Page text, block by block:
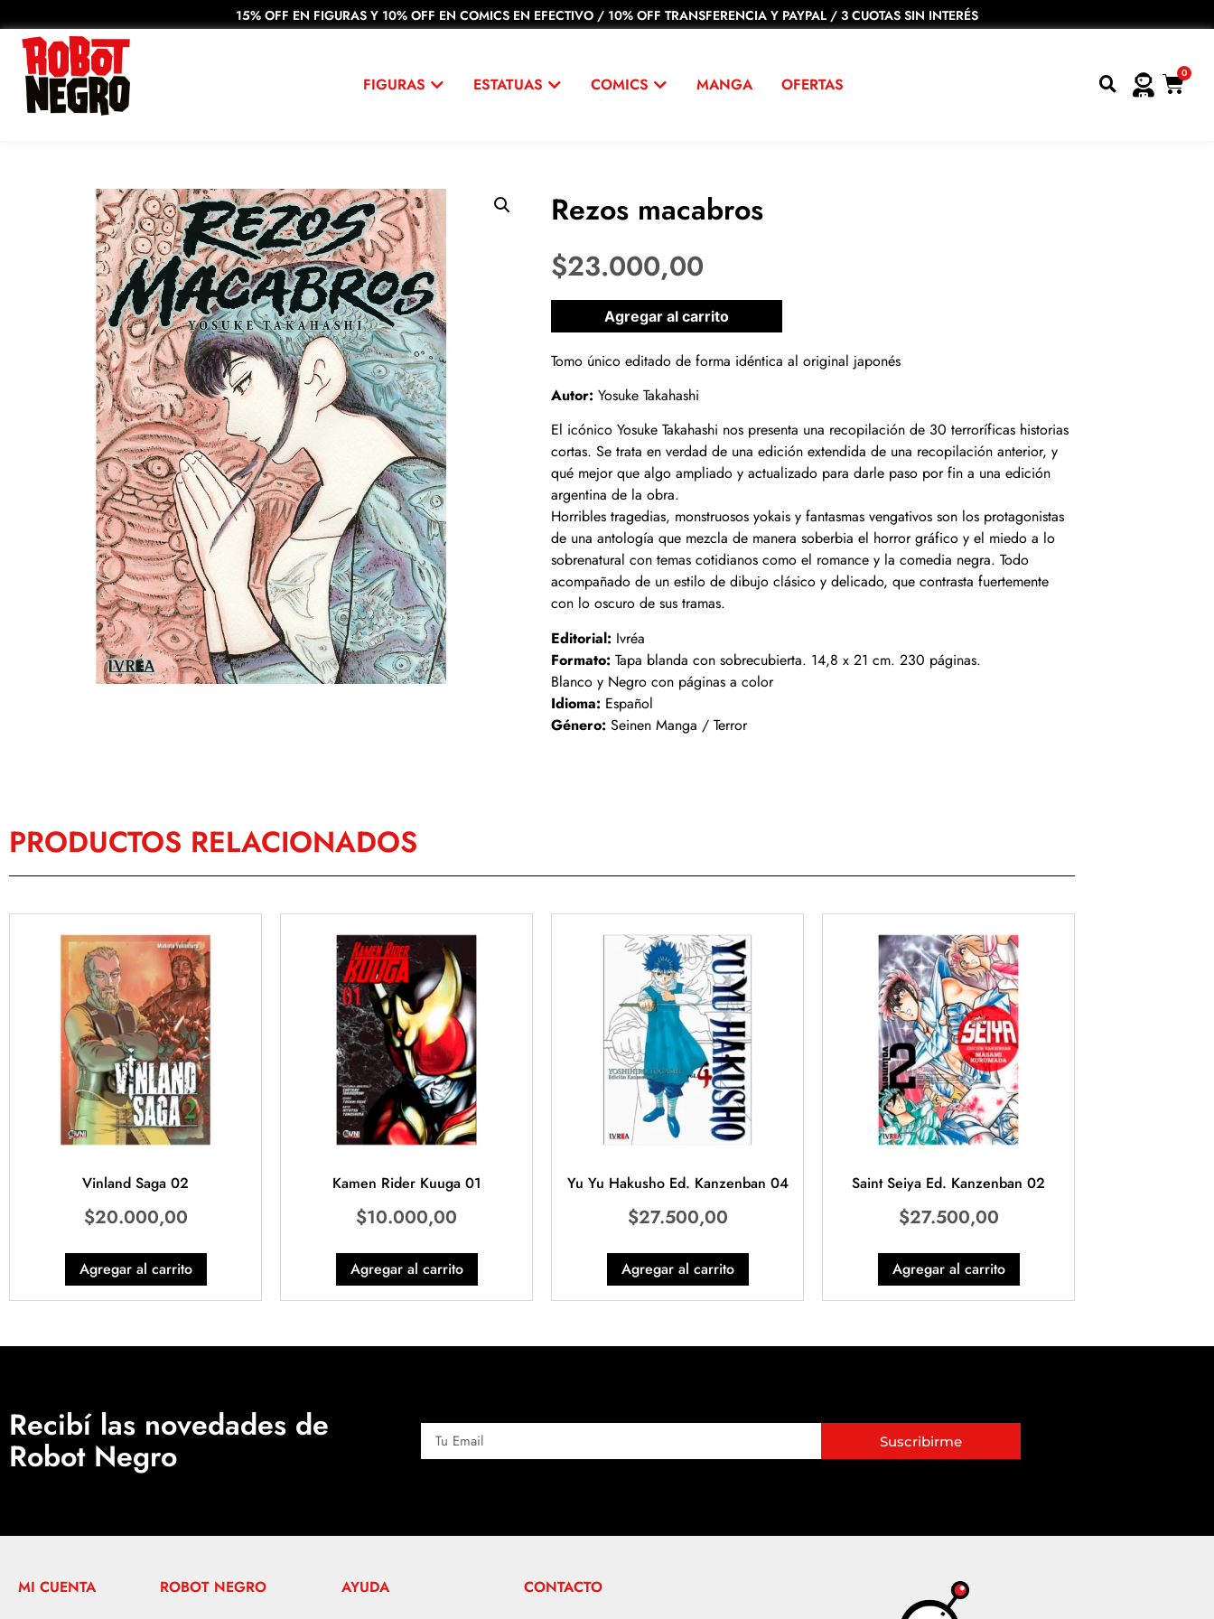
15% OFF EN FIGURAS Y 10% OFF EN COMICS EN EFECTIVO / 10% OFF TRANSFERENCIA Y PAYPAL / 3 CUOTAS SIN INTERÉS
FIGURAS ESTATUAS COMICS MANGA OFERTAS
0
Rezos macabros
$23.000,00
1 disponibles
Agregar al carrito
Tomo único editado de forma idéntica al original japonés
Autor: Yosuke Takahashi
El icónico Yosuke Takahashi nos presenta una recopilación de 30 terroríficas historias
cortas. Se trata en verdad de una edición extendida de una recopilación anterior, y
qué mejor que algo ampliado y actualizado para darle paso por fin a una edición
argentina de la obra.
Horribles tragedias, monstruosos yokais y fantasmas vengativos son los protagonistas
de una antología que mezcla de manera soberbia el horror gráfico y el miedo a lo
sobrenatural con temas cotidianos como el romance y la comedia negra. Todo
acompañado de un estilo de dibujo clásico y delicado, que contrasta fuertemente
con lo oscuro de sus tramas.
Editorial: Ivréa
Formato: Tapa blanda con sobrecubierta. 14,8 x 21 cm. 230 páginas.
Blanco y Negro con páginas a color
Idioma: Español
Género: Seinen Manga / Terror
PRODUCTOS RELACIONADOS
Vinland Saga 02
$20.000,00
Agregar al carrito
Kamen Rider Kuuga 01
$10.000,00
Agregar al carrito
Yu Yu Hakusho Ed. Kanzenban 04
$27.500,00
Agregar al carrito
Saint Seiya Ed. Kanzenban 02
$27.500,00
Agregar al carrito
Recibí las novedades de
Robot Negro Suscribirme
MI CUENTA ROBOT NEGRO AYUDA CONTACTO